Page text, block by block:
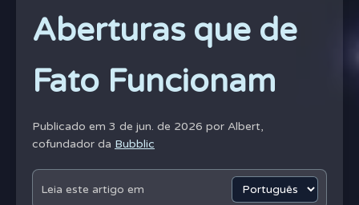
Aberturas que de
Fato Funcionam
Publicado em 3 de jun. de 2026 por Albert,
cofundador da Bubblic
Leia este artigo em